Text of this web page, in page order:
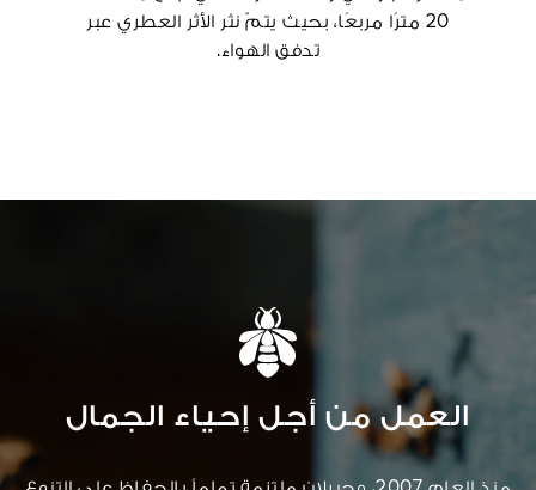
20 مترًا مربعًا، بحيث يتمّ نثر الأثر العطري عبر
تدفق الهواء.
العمل من أجل إحياء الجمال